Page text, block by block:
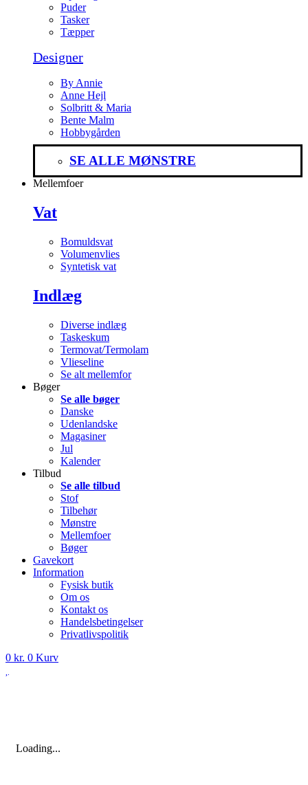
Puder
Tasker
Tæpper
Designer
By Annie
Anne Hejl
Solbritt & Maria
Bente Malm
Hobbygården
SE ALLE MØNSTRE
Mellemfoer
Vat
Bomuldsvat
Volumenvlies
Syntetisk vat
Indlæg
Diverse indlæg
Taskeskum
Termovat/Termolam
Vlieseline
Se alt mellemfor
Bøger
Se alle bøger
Danske
Udenlandske
Magasiner
Jul
Kalender
Tilbud
Se alle tilbud
Stof
Tilbehør
Mønstre
Mellemfoer
Bøger
Gavekort
Information
Fysisk butik
Om os
Kontakt os
Handelsbetingelser
Privatlivspolitik
0 kr. 0 Kurv
Loading...